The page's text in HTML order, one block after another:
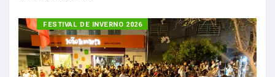
FESTIVAL DE INVERNO 2026